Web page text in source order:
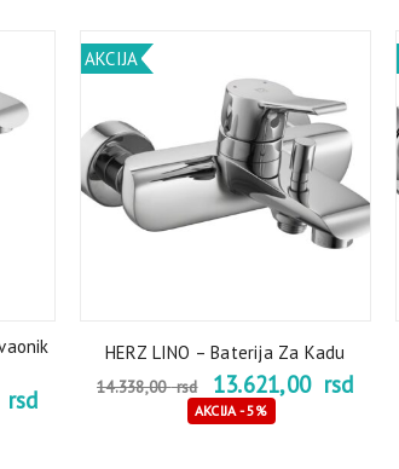
rsd
AKCIJA
HERZ LINO – Baterija Za Kadu
14.338,00rsd 13.621,00 rsd
AKCIJA - 5%